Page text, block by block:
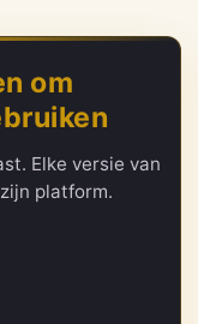
om
Elke versie van
platform.